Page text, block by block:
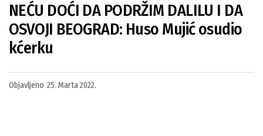
NEĆU DOĆI DA PODRŽIM DALILU I DA
OSVOJI BEOGRAD: Huso Mujić osudio
kćerku
Objavljeno 25. Marta 2022.